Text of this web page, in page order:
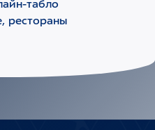
табло
рестораны